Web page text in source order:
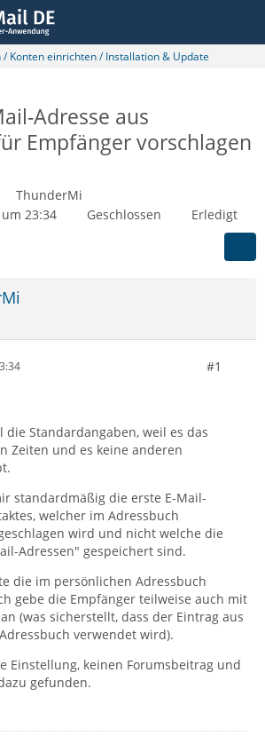
Konten einrichten / Installation & Update
Adresse aus
Empfänger vorschlagen
ThunderMi
23:34
Geschlossen Erledigt
#1
die Standardangaben, weil es das
Zeiten und es keine anderen
standardmäßig die erste E-Mail-
welcher im Adressbuch
wird und nicht welche die
Adressen" gespeichert sind.
die im persönlichen Adressbuch
gebe die Empfänger teilweise auch mit
(was sicherstellt, dass der Eintrag aus
verwendet wird).
Einstellung, keinen Forumsbeitrag und
gefunden.